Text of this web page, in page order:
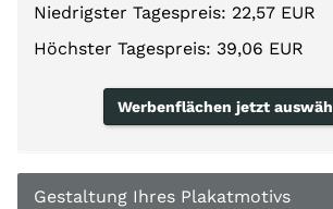
Niedrigster Tagespreis: 22,57 EUR
Höchster Tagespreis: 39,06 EUR
Werbenflächen jetzt
Gestaltung Ihres Plakatmotivs